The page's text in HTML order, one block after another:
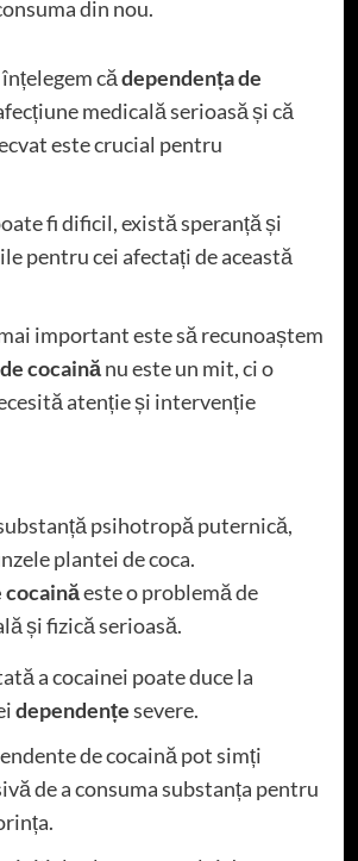
din nou.
cădependența de
medicală serioasă și că
este crucial pentru
fi dificil, există speranță și
pentru cei afectați de această
important este să recunoaștem
cocainănu este un mit, ci o
atenție și intervenție
psihotropă puternică,
plantei de coca.
cocainăeste o problemă de
și fizică serioasă.
a cocainei poate duce la
dependențesevere.
de cocaină pot simți
de a consuma substanța pentru